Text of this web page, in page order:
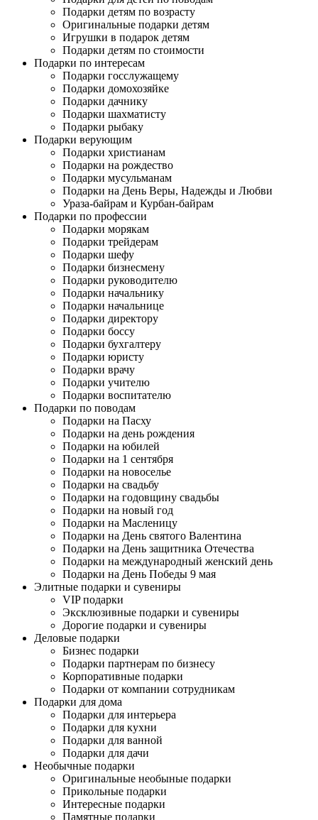
Подарки детям по возрасту
Оригинальные подарки детям
Игрушки в подарок детям
Подарки детям по стоимости
Подарки по интересам
Подарки госслужащему
Подарки домохозяйке
Подарки дачнику
Подарки шахматисту
Подарки рыбаку
Подарки верующим
Подарки христианам
Подарки на рождество
Подарки мусульманам
Подарки на День Веры, Надежды и Любви
Ураза-байрам и Курбан-байрам
Подарки по профессии
Подарки морякам
Подарки трейдерам
Подарки шефу
Подарки бизнесмену
Подарки руководителю
Подарки начальнику
Подарки начальнице
Подарки директору
Подарки боссу
Подарки бухгалтеру
Подарки юристу
Подарки врачу
Подарки учителю
Подарки воспитателю
Подарки по поводам
Подарки на Пасху
Подарки на день рождения
Подарки на юбилей
Подарки на 1 сентября
Подарки на новоселье
Подарки на свадьбу
Подарки на годовщину свадьбы
Подарки на новый год
Подарки на Масленицу
Подарки на День святого Валентина
Подарки на День защитника Отечества
Подарки на международный женский день
Подарки на День Победы 9 мая
Элитные подарки и сувениры
VIP подарки
Эксклюзивные подарки и сувениры
Дорогие подарки и сувениры
Деловые подарки
Бизнес подарки
Подарки партнерам по бизнесу
Корпоративные подарки
Подарки от компании сотрудникам
Подарки для дома
Подарки для интерьера
Подарки для кухни
Подарки для ванной
Подарки для дачи
Необычные подарки
Оригинальные необыные подарки
Прикольные подарки
Интересные подарки
Памятные подарки